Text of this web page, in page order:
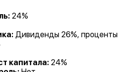
24%
Дивиденды 26%, проценты
капитала:24%